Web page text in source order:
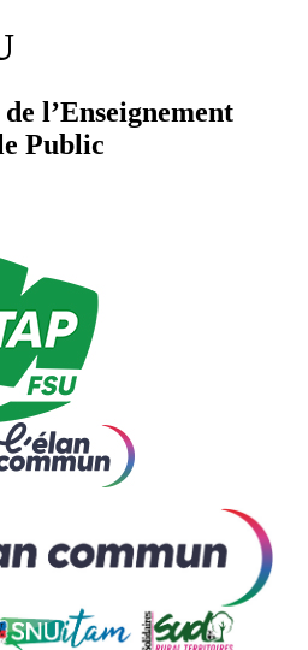
l’Enseignement
Public